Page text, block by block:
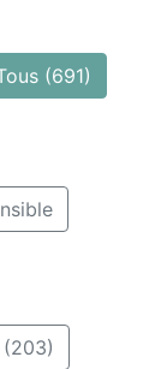
(691)